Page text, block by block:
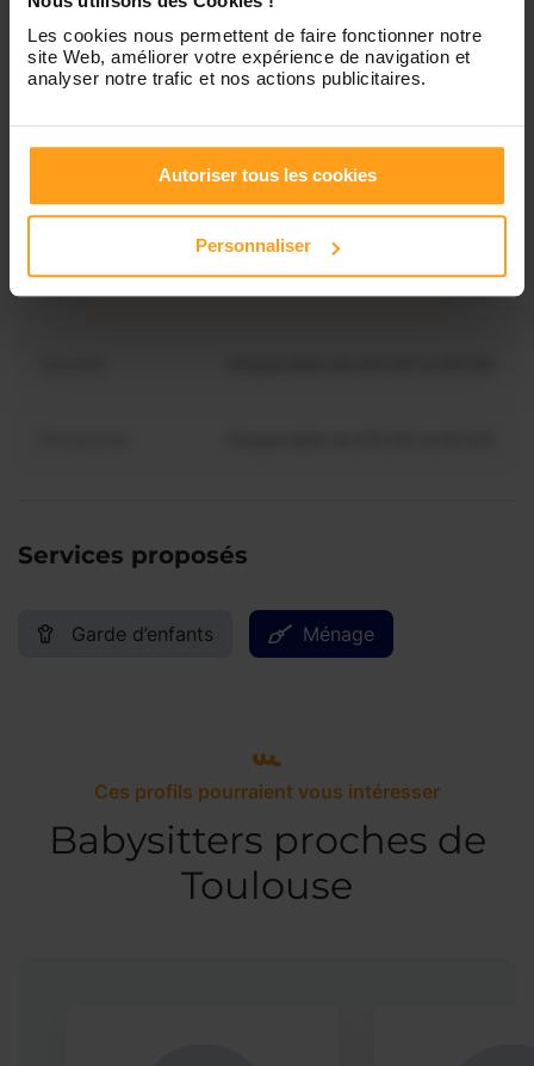
Les cookies nous permettent de faire fonctionner notre
site Web, améliorer votre expérience de navigation et
analyser notre trafic et nos actions publicitaires.
Autoriser tous les cookies
Personnaliser
Mardi Disponible de 00:00 à 00:00
Jeudi Disponible de 00:00 à 00:00
Vendredi Disponible de 00:00 à 00:00
Vous souhaitez connaître les
disponibilités de Barbara ?
Contactez-nous
Services proposés
Garde d’enfants Ménage
Ces profils pourraient vous intéresser
Babysitters proches de
Toulouse